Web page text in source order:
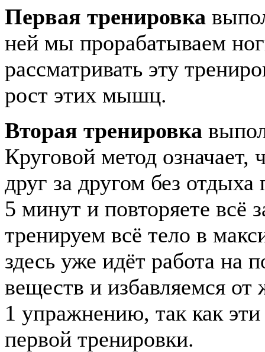
Первая тренировка
ней мы прорабатываем
рассматривать эту
рост этих мышц.
Вторая тренировка
Круговой метод означает,
друг за другом без
5 минут и повторяете всё
тренируем всё тело в
здесь уже идёт работа на
веществ и избавляемся
1 упражнению, так как
первой тренировки.